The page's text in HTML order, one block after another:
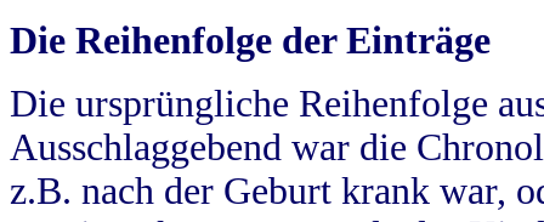
Die Reihenfolge der Einträge
Die ursprüngliche Reihenfolge
Ausschlaggebend war die
z.B. nach der Geburt krank war,